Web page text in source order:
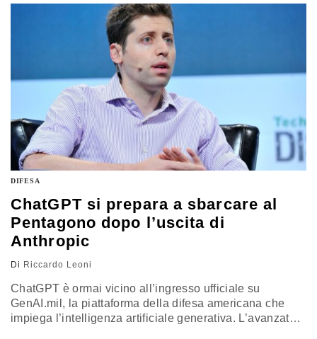
periodo che lega capacità operative, sviluppo locale e
presenza industriale nel mercato asiatico
DIFESA
ChatGPT si prepara a sbarcare al
Pentagono dopo l’uscita di
Anthropic
Di Riccardo Leoni
ChatGPT è ormai vicino all’ingresso ufficiale su
GenAI.mil, la piattaforma della difesa americana che
impiega l’intelligenza artificiale generativa. L’avanzata